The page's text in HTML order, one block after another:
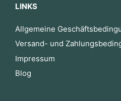
LINKS
Allgemeine
Versand- und
Impressum
Blog